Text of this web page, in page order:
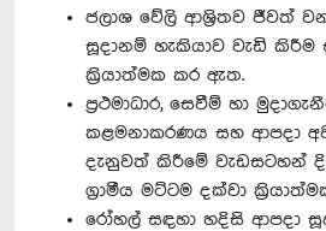
ජලාශ වේලි ආශ්‍රිතව ජීවත් වන
සූදානම් හැකියාව වැඩි කිරීම
ක්‍රියාත්මක කර ඇත.
ප්‍රථමාධාර, සෙවීම් හා
කළමනාකරණය සහ ආපදා
දැනුවත් කිරීමේ වැඩසටහන්
ග්‍රාමීය මට්ටම දක්වා
රෝහල් සඳහා හදිසි ආපදා